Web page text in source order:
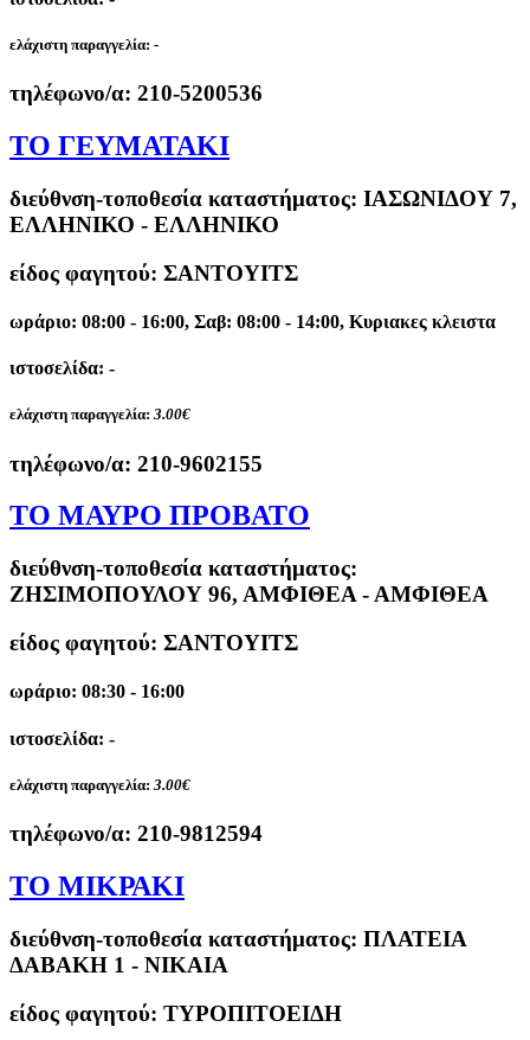
ελάχιστη παραγγελία: -
τηλέφωνο/α: 210-5200536
ΤΟ ΓΕΥΜΑΤΑΚΙ
διεύθνση-τοποθεσία καταστήματος: ΙΑΣΩΝΙΔΟΥ 7,
ΕΛΛΗΝΙΚΟ - ΕΛΛΗΝΙΚΟ
είδος φαγητού: ΣΑΝΤΟΥΙΤΣ
ωράριο: 08:00 - 16:00, Σαβ: 08:00 - 14:00, Κυριακες κλειστα
ιστοσελίδα: -
ελάχιστη παραγγελία: 3.00€
τηλέφωνο/α: 210-9602155
ΤΟ ΜΑΥΡΟ ΠΡΟΒΑΤΟ
διεύθνση-τοποθεσία καταστήματος:
ΖΗΣΙΜΟΠΟΥΛΟΥ 96, ΑΜΦΙΘΕΑ - ΑΜΦΙΘΕΑ
είδος φαγητού: ΣΑΝΤΟΥΙΤΣ
ωράριο: 08:30 - 16:00
ιστοσελίδα: -
ελάχιστη παραγγελία: 3.00€
τηλέφωνο/α: 210-9812594
ΤΟ ΜΙΚΡΑΚΙ
διεύθνση-τοποθεσία καταστήματος: ΠΛΑΤΕΙΑ
ΔΑΒΑΚΗ 1 - ΝΙΚΑΙΑ
είδος φαγητού: ΤΥΡΟΠΙΤΟΕΙΔΗ